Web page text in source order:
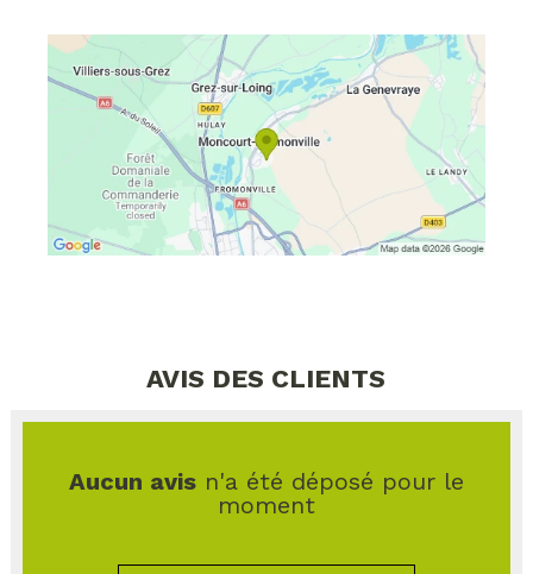
AVIS DES CLIENTS
Aucun avisn'a été déposé pour le
moment